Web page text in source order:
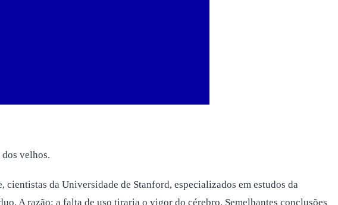
velhos.
da Universidade de Stanford, especializados em estudos da
A razão: a falta de uso tiraria o vigor do cérebro. Semelhantes conclusões